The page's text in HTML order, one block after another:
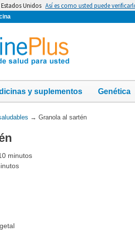
Unidos Así es como usted puede
y suplementos Genética
→ Granola al sartén
minutos